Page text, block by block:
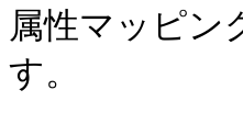
属性マッピ
す。